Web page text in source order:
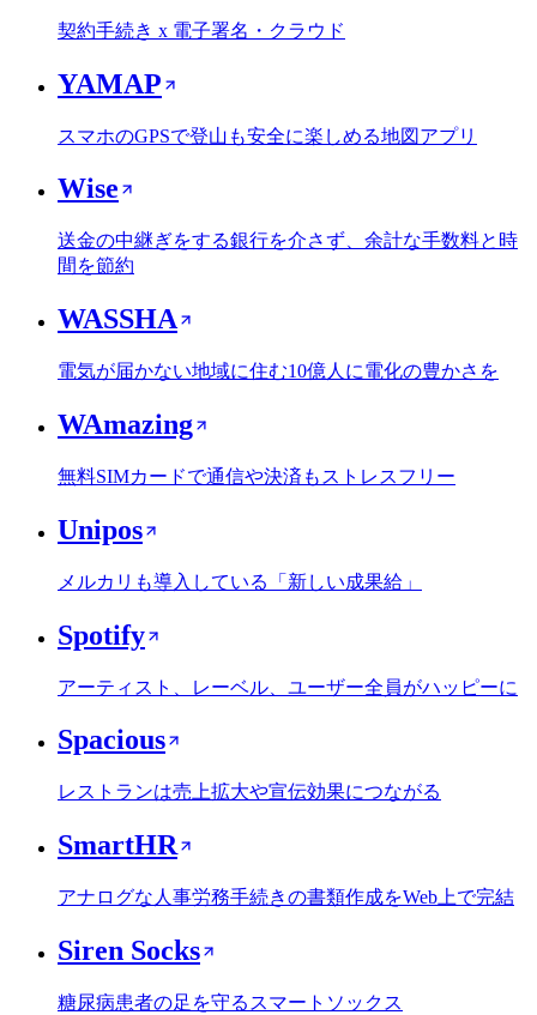
契約手続き x 電子署名・クラウド
YAMAP
スマホのGPSで登山も安全に楽しめる地図アプリ
Wise
送金の中継ぎをする銀行を介さず、余計な手数料と時
間を節約
WASSHA
電気が届かない地域に住む10億人に電化の豊かさを
WAmazing
無料SIMカードで通信や決済もストレスフリー
Unipos
メルカリも導入している「新しい成果給」
Spotify
アーティスト、レーベル、ユーザー全員がハッピーに
Spacious
レストランは売上拡大や宣伝効果につながる
SmartHR
アナログな人事労務手続きの書類作成をWeb上で完結
Siren Socks
糖尿病患者の足を守るスマートソックス